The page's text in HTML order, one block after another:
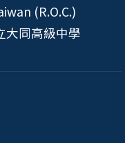
(R.O.C.)
大同高級中學